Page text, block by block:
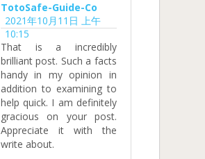
TotoSafe-Guide-Co
2021年10月11日 上午
10:15
That is a incredibly
brilliant post. Such a facts
handy in my opinion in
addition to examining to
help quick. I am definitely
gracious on your post.
Appreciate it with the
write about.